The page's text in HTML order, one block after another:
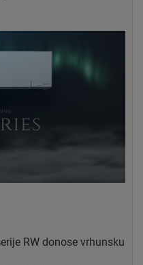
RW donose vrhunsku